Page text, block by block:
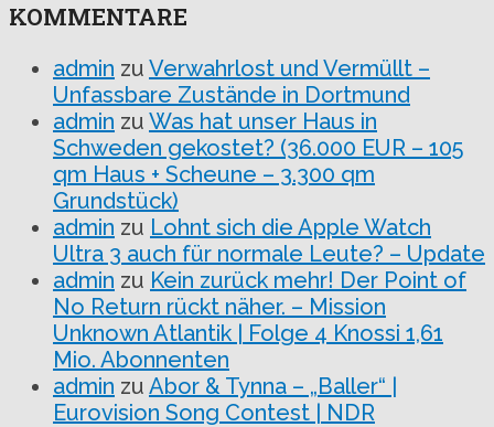
KOMMENTARE
admin zu Verwahrlost und Vermüllt –
Unfassbare Zustände in Dortmund
admin zu Was hat unser Haus in
Schweden gekostet? (36.000 EUR – 105
qm Haus + Scheune – 3.300 qm
Grundstück)
admin zu Lohnt sich die Apple Watch
Ultra 3 auch für normale Leute? – Update
admin zu Kein zurück mehr! Der Point of
No Return rückt näher. – Mission
Unknown Atlantik | Folge 4 Knossi 1,61
Mio. Abonnenten
admin zu Abor & Tynna – „Baller“ |
Eurovision Song Contest | NDR